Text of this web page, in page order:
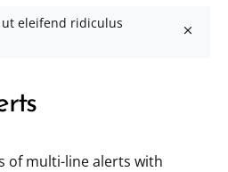
eleifend ridiculus
of multi-line alerts with